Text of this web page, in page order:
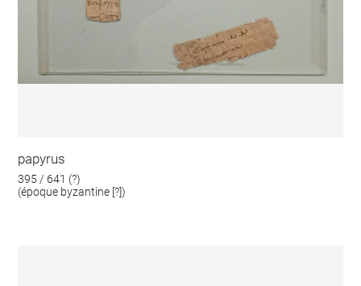
papyrus
395 / 641 (?)
(époque byzantine [?])